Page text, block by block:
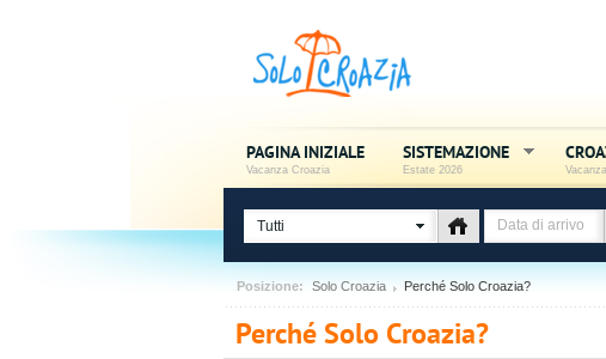
PAGINA INIZIALE
Vacanza Croazia
SISTEMAZIONE
Estate 2026
Tutti
Posizione: Solo Croazia Perché Solo Croazia?
Perché Solo Croazia?